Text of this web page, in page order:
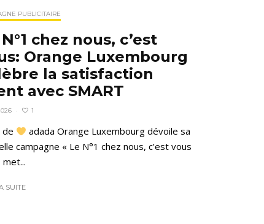
PUBLICITAIRE
chez nous, c’est
Orange Luxembourg
la satisfaction
avec SMART
· 1
de
adada Orange Luxembourg dévoile sa
campagne « Le N°1 chez nous, c’est vous
met...
SUITE